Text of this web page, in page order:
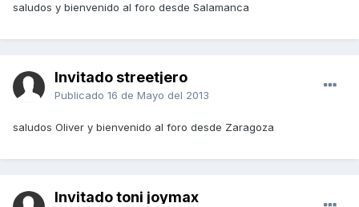
saludos y bienvenido al foro desde Salamanca
Invitado streetjero
Publicado 16 de Mayo del 2013
saludos Oliver y bienvenido al foro desde Zaragoza
Invitado toni joymax